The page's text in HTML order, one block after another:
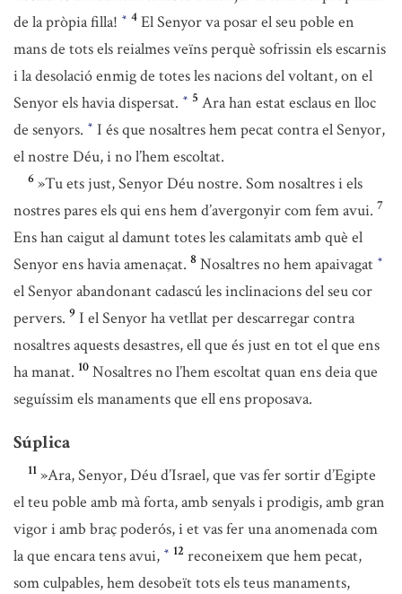
de la pròpia filla! * 4 El Senyor va posar el seu poble en
mans de tots els reialmes veïns perquè sofrissin els escarnis
i la desolació enmig de totes les nacions del voltant, on el
Senyor els havia dispersat. * 5 Ara han estat esclaus en lloc
de senyors. * I és que nosaltres hem pecat contra el Senyor,
el nostre Déu, i no l’hem escoltat.
6 »Tu ets just, Senyor Déu nostre. Som nosaltres i els
nostres pares els qui ens hem d’avergonyir com fem avui. 7
Ens han caigut al damunt totes les calamitats amb què el
Senyor ens havia amenaçat. 8 Nosaltres no hem apaivagat *
el Senyor abandonant cadascú les inclinacions del seu cor
pervers. 9 I el Senyor ha vetllat per descarregar contra
nosaltres aquests desastres, ell que és just en tot el que ens
ha manat. 10 Nosaltres no l’hem escoltat quan ens deia que
seguíssim els manaments que ell ens proposava.
Súplica
11 »Ara, Senyor, Déu d’Israel, que vas fer sortir d’Egipte
el teu poble amb mà forta, amb senyals i prodigis, amb gran
vigor i amb braç poderós, i et vas fer una anomenada com
la que encara tens avui, * 12 reconeixem que hem pecat,
som culpables, hem desobeït tots els teus manaments,